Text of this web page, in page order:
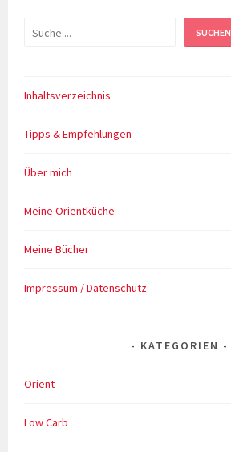
Suchen SUCHEN
Inhaltsverzeichnis
Tipps & Empfehlungen
Über mich
Meine Orientküche
Meine Bücher
Impressum / Datenschutz
KATEGORIEN
Orient
Low Carb